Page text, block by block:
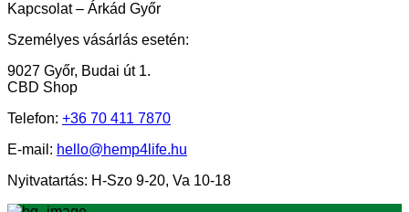
Kapcsolat – Árkád Győr
Személyes vásárlás esetén:
9027 Győr, Budai út 1.
CBD Shop
Telefon: +36 70 411 7870
E-mail: hello@hemp4life.hu
Nyitvatartás: H-Szo 9-20, Va 10-18